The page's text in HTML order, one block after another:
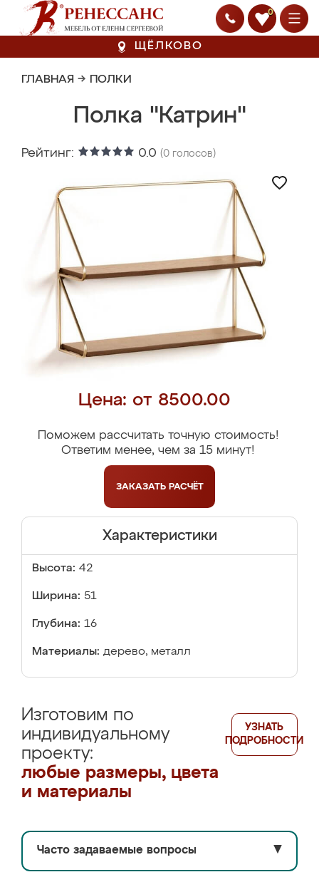
0
ЩЁЛКОВО
ГЛАВНАЯ → ПОЛКИ
Полка "Катрин"
Рейтинг: 0.0 (0 голосов)
Цена: от 8500.00
Поможем рассчитать точную стоимость!
Ответим менее, чем за 15 минут!
ЗАКАЗАТЬ РАСЧЁТ
Характеристики
Высота: 42
Ширина: 51
Глубина: 16
Материалы: дерево, металл
Изготовим по
индивидуальному
проекту:
любые размеры, цвета
и материалы
УЗНАТЬ
ПОДРОБНОСТИ
Часто задаваемые вопросы ▼